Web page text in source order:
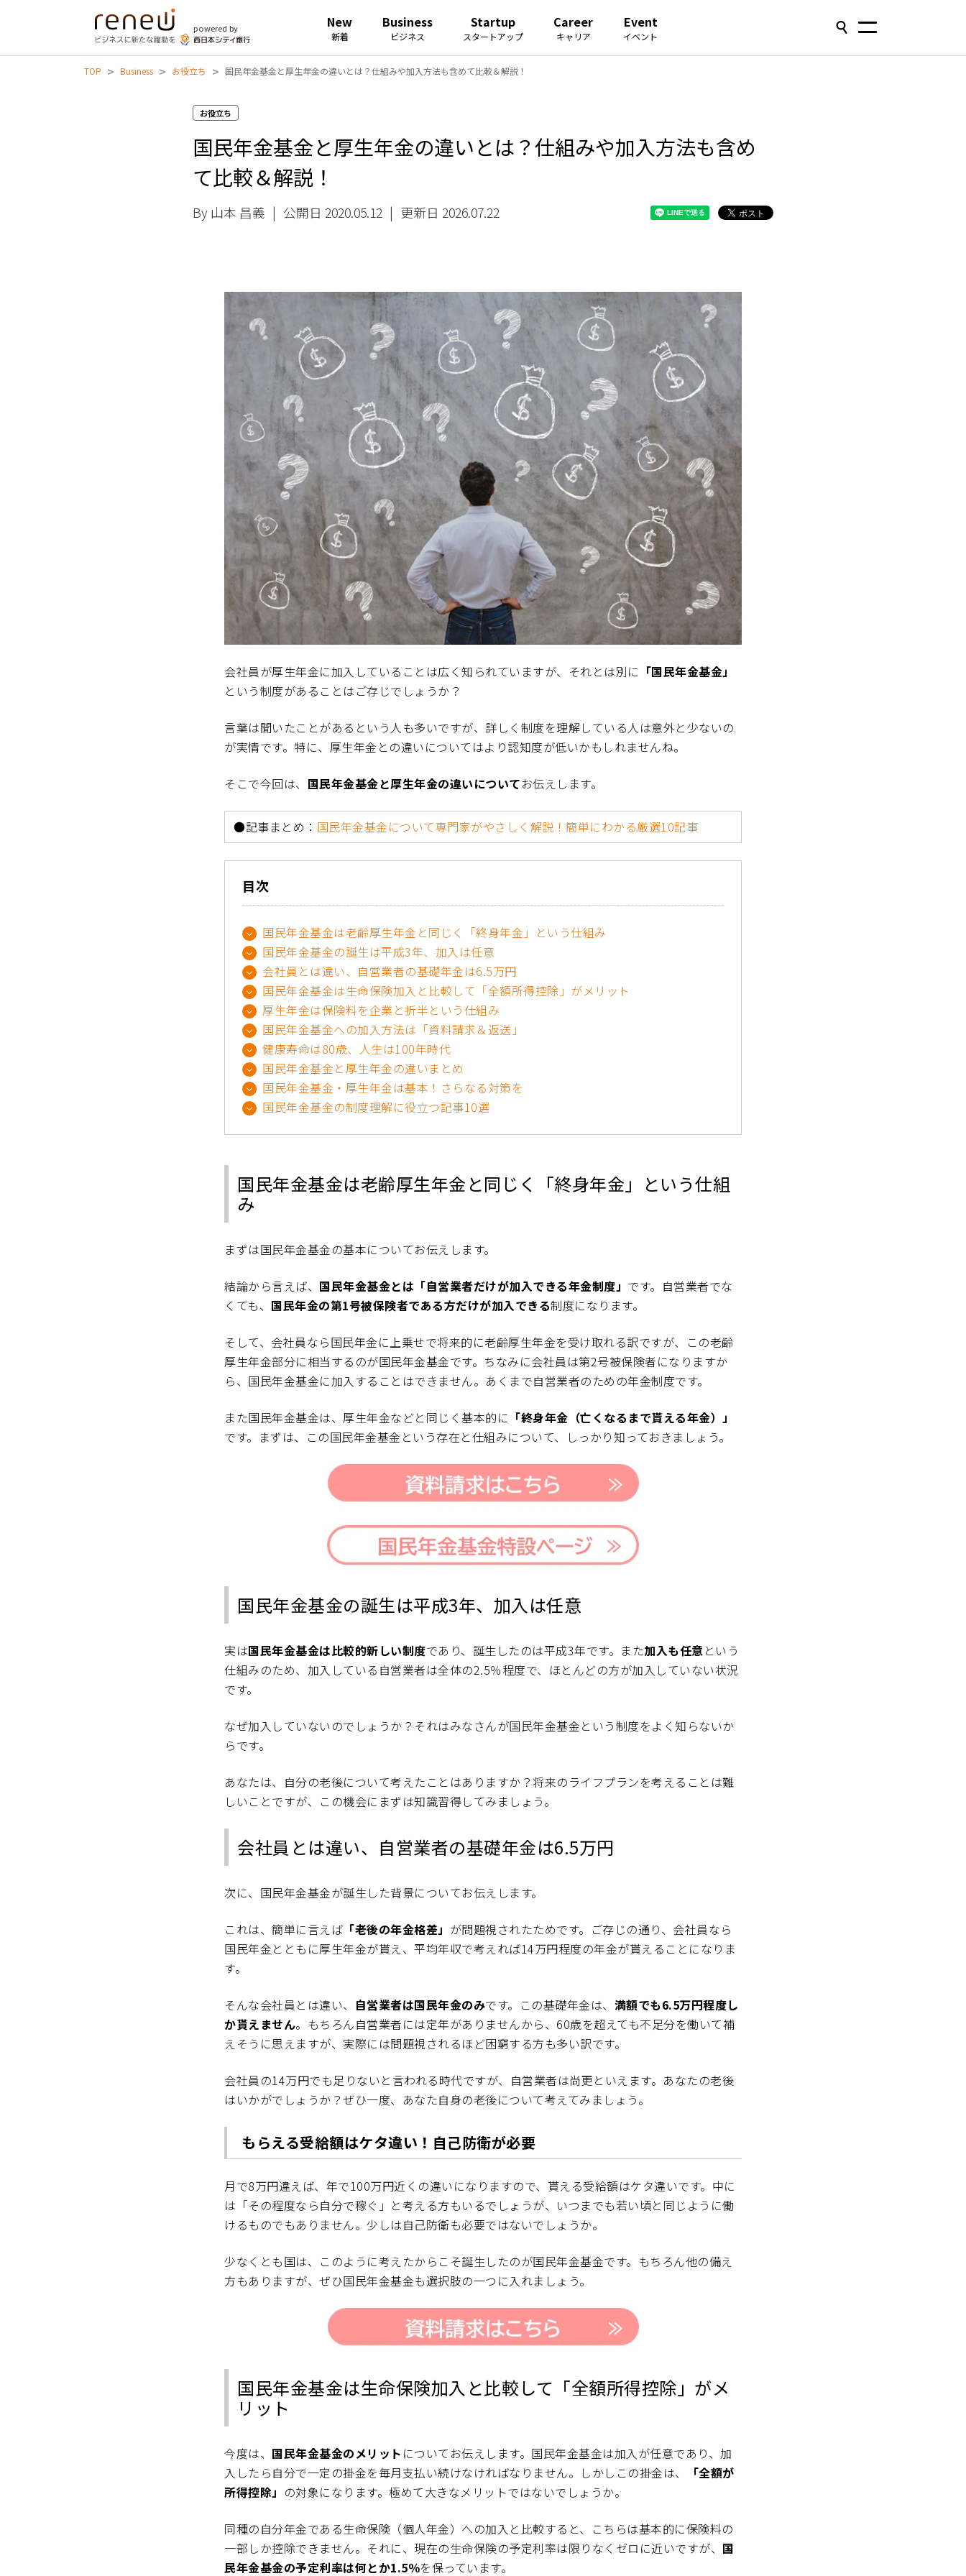
powered by New
新着
Business
ビジネス
Startup
スタートアップ
Career
キャリア
Event
イベント
TOP > Business > お役立ち > 国民年金基金と厚生年金の違いとは？仕組みや加入方法も含めて比較＆解説！
お役立ち
国民年金基金と厚生年金の違いとは？仕組みや加入方法も含め
て比較＆解説！
By 山本 昌義 | 公開日 2020.05.12 | 更新日 2026.07.22
会社員が厚生年金に加入していることは広く知られていますが、それとは別に 「国民年金基金」
という制度があることはご存じでしょうか？
言葉は聞いたことがあるという人も多いですが、詳しく制度を理解している人は意外と少ないの
が実情です。特に、厚生年金との違いについてはより認知度が低いかもしれませんね。
そこで今回は、 国民年金基金と厚生年金の違いについてお伝えします。
●記事まとめ： 国民年金基金について専門家がやさしく解説！簡単にわかる厳選10記事
目次
国民年金基金は老齢厚生年金と同じく「終身年金」という仕組み
国民年金基金の誕生は平成3年、加入は任意
会社員とは違い、自営業者の基礎年金は6.5万円
国民年金基金は生命保険加入と比較して「全額所得控除」がメリット
厚生年金は保険料を企業と折半という仕組み
国民年金基金への加入方法は「資料請求＆返送」
健康寿命は80歳、人生は100年時代
国民年金基金と厚生年金の違いまとめ
国民年金基金・厚生年金は基本！さらなる対策を
国民年金基金の制度理解に役立つ記事10選
国民年金基金は老齢厚生年金と同じく「終身年金」という仕組
み
まずは国民年金基金の基本についてお伝えします。
結論から言えば、 国民年金基金とは「自営業者だけが加入できる年金制度」 です。自営業者でな
くても、 国民年金の第1号被保険者である方だけが加入できる制度になります。
そして、会社員なら国民年金に上乗せで将来的に老齢厚生年金を受け取れる訳ですが、この老齢
厚生年金部分に相当するのが国民年金基金です。ちなみに会社員は第2号被保険者になりますか
ら、国民年金基金に加入することはできません。あくまで自営業者のための年金制度です。
また国民年金基金は、厚生年金などと同じく基本的に 「終身年金（亡くなるまで貰える年金）」
です。まずは、この国民年金基金という存在と仕組みについて、しっかり知っておきましょう。
国民年金基金の誕生は平成3年、加入は任意
実は国民年金基金は比較的新しい制度であり、誕生したのは平成3年です。また加入も任意という
仕組みのため、加入している自営業者は全体の2.5％程度で、ほとんどの方が加入していない状況
です。
なぜ加入していないのでしょうか？それはみなさんが国民年金基金という制度をよく知らないか
らです。
あなたは、自分の老後について考えたことはありますか？将来のライフプランを考えることは難
しいことですが、この機会にまずは知識習得してみましょう。
会社員とは違い、自営業者の基礎年金は6.5万円
次に、国民年金基金が誕生した背景についてお伝えします。
これは、簡単に言えば 「老後の年金格差」 が問題視されたためです。ご存じの通り、会社員なら
国民年金とともに厚生年金が貰え、平均年収で考えれば14万円程度の年金が貰えることになりま
す。
そんな会社員とは違い、 自営業者は国民年金のみです。この基礎年金は、 満額でも6.5万円程度し
か貰えません。もちろん自営業者には定年がありませんから、60歳を超えても不足分を働いて補
えそうに思えますが、実際には問題視されるほど困窮する方も多い訳です。
会社員の14万円でも足りないと言われる時代ですが、自営業者は尚更といえます。あなたの老後
はいかがでしょうか？ぜひ一度、あなた自身の老後について考えてみましょう。
もらえる受給額はケタ違い！自己防衛が必要
月で8万円違えば、年で100万円近くの違いになりますので、貰える受給額はケタ違いです。中に
は「その程度なら自分で稼ぐ」と考える方もいるでしょうが、いつまでも若い頃と同じように働
けるものでもありません。少しは自己防衛も必要ではないでしょうか。
少なくとも国は、このように考えたからこそ誕生したのが国民年金基金です。もちろん他の備え
方もありますが、ぜひ国民年金基金も選択肢の一つに入れましょう。
国民年金基金は生命保険加入と比較して「全額所得控除」がメ
リット
今度は、 国民年金基金のメリット についてお伝えします。国民年金基金は加入が任意であり、加
入したら自分で一定の掛金を毎月支払い続けなければなりません。しかしこの掛金は、
「全額が
所得控除」 の対象になります。極めて大きなメリットではないでしょうか。
同種の自分年金である生命保険（個人年金）への加入と比較すると、こちらは基本的に保険料の
一部しか控除できません。それに、現在の生命保険の予定利率は限りなくゼロに近いですが、 国
民年金基金の予定利率は何とか1.5％を保っています。